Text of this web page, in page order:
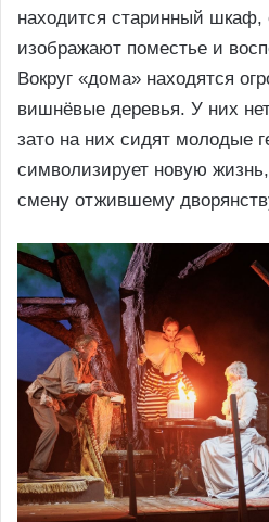
находится старинный шкаф,
изображают поместье и
Вокруг «дома» находятся
вишнёвые деревья. У них
зато на них сидят молодые
символизирует новую
смену отжившему